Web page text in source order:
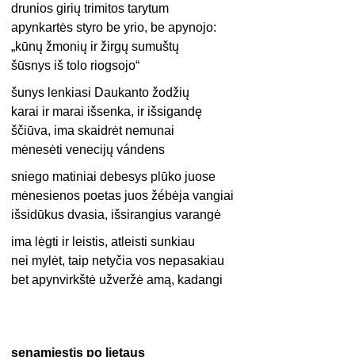
drunios girių trimitos tarytum
apynkartės styro be yrio, be apynojo:
„kūnų žmonių ir žirgų sumuštų
šūsnys iš tolo riogsojo“
šunys lenkiasi Daukanto žodžių
karai ir marai išsenka, ir išsigandę
ščiūva, ima skaidrėt nemunai
mėnesėti venecijų vándens
sniego matiniai debesys plūko juose
mėnesienos poetas juos žė́bėja vangiai
išsidūkus dvasia, išsirangius varangė
ima lėgti ir leistis, atleisti sunkiau
nei mylėt, taip netyčia vos nepasakiau
bet apynvirkštė užveržė amą, kadangi
senamiestis po lietaus